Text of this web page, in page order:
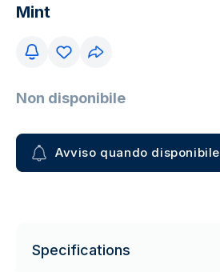
Mint
Non disponibile
Avviso quando disponibile
Specifications